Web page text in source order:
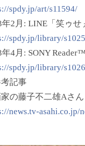
spdy.jp/art/s11594/
年2月: LINE「笑ゥ
spdy.jp/library/
年4月: SONY
spdy.jp/library/
記事
の藤子不二雄Aさ
news.tv-